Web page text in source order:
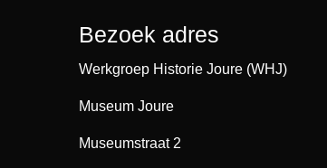
Bezoek adres
Werkgroep Historie Joure (WHJ)
Museum Joure
Museumstraat 2